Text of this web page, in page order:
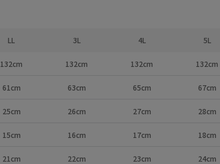
LL 3L 4L 5L
132cm 132cm 132cm 132cm
61cm 63cm 65cm 67cm
25cm 26cm 27cm 28cm
15cm 16cm 17cm 18cm
21cm 22cm 23cm 24cm